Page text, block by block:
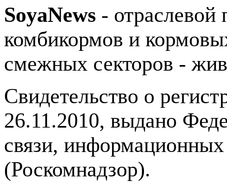
SoyaNews - отраслевой
комбикормов и
смежных секторов -
Свидетельство о
26.11.2010, выдано
связи,
(Роскомнадзор).